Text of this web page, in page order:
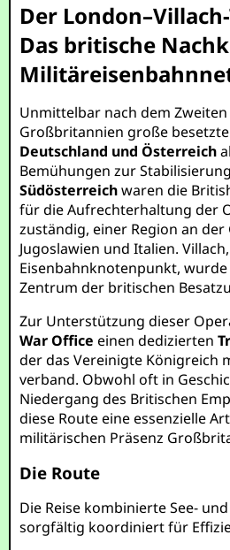
Der
Das britische
Unmittelbar nach dem
Großbritannien große
Deutschland und Österreich
Bemühungen zur
Südösterreichwaren die
für die Aufrechterhaltung der
zuständig, einer Region an der
Jugoslawien und Italien.
Eisenbahnknotenpunkt,
Zentrum der britischen
Zur Unterstützung dieser
War Office einen dedizierten
der das Vereinigte Königreich
verband. Obwohl oft in
Niedergang des Britischen
diese Route eine essenzielle
militärischen Präsenz
Die Route
Die Reise kombinierte See-
sorgfältig koordiniert für